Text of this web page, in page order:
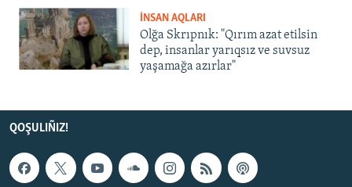
İNSAN AQLARI
Olğa Skrıpnık: "Qırım azat etilsin
dep, insanlar yarıqsız ve suvsuz
yaşamağa azırlar"
QOŞULIÑIZ!